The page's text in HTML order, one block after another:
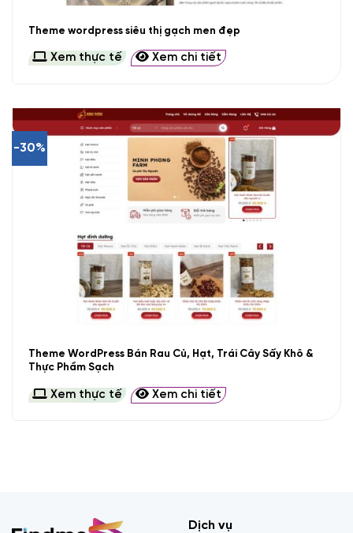
Theme wordpress siêu thị gạch men đẹp
Xem thực tế Xem chi tiết
-30%
Theme WordPress Bán Rau Củ, Hạt, Trái Cây Sấy Khô &
Thực Phẩm Sạch
Xem thực tế Xem chi tiết
Dịch vụ